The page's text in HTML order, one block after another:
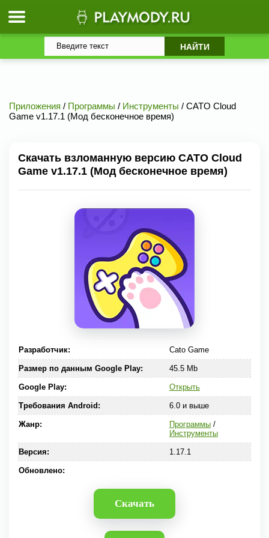
Приложения / Программы / Инструменты / CATO Cloud
Game v1.17.1 (Мод бесконечное время)
Скачать взломанную версию CATO Cloud
Game v1.17.1 (Мод бесконечное время)
Разработчик: Cato Game
Размер по данным Google Play: 45.5 Mb
Google Play: Открыть
Требования Android: 6.0 и выше
Жанр: Программы/
Инструменты
Версия: 1.17.1
Обновлено:
Скачать